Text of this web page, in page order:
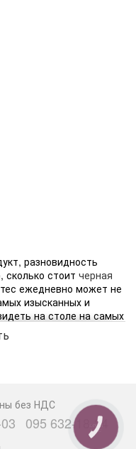
разновидность
сколько стоит черная
ежедневно может не
изысканных и
на столе на самых
калием,
3 кислотами, железом,
без НДС
095 632-18-34
КНОПКА
СВЯЗИ